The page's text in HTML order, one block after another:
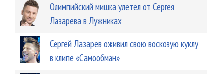
Олимпийский мишка улетел от Сергея
Лазарева в Лужниках
Сергей Лазарев оживил свою восковую куклу
в клипе «Самообман»